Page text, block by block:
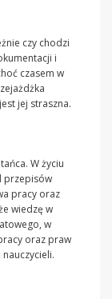
czy chodzi
i
czasem w
jej straszna.
W życiu
przepisów
pracy oraz
wiedzę w
w
oraz praw